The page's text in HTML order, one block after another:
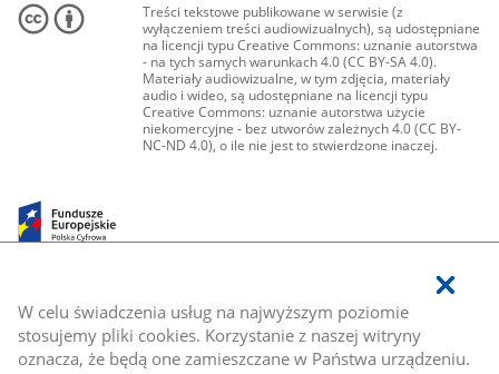
W celu świadczenia usług na najwyższym poziomie
stosujemy pliki cookies. Korzystanie z naszej witryny
oznacza, że będą one zamieszczane w Państwa urządzeniu.
Treści tekstowe publikowane w serwisie (z
wyłączeniem treści audiowizualnych), są udostępniane
na licencji typu Creative Commons: uznanie autorstwa
- na tych samych warunkach 4.0 (CC BY-SA 4.0).
Materiały audiowizualne, w tym zdjęcia, materiały
audio i wideo, są udostępniane na licencji typu
Creative Commons: uznanie autorstwa użycie
niekomercyjne - bez utworów zależnych 4.0 (CC BY-
NC-ND 4.0), o ile nie jest to stwierdzone inaczej.